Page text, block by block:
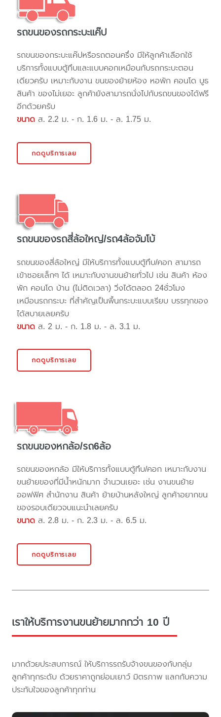
รถขนของรถกระบะแค๊ป
รถขนของกระบะแค๊ปหรือรถตอนครึ่ง มีให้ลูกค้าเลือกใช้
บริการทั้งแบบตู้ทึบและแบบคอกเหมือนกับรถกระบะตอน
เดียวครับ เหมาะกับงาน ขนของย้ายห้อง หอพัก คอนโด บูธ
สินค้า ของไม่เยอะ ลูกค้ายังสามารถนั่งไปกับรถขนของได้ฟรี
อีกด้วยครับ
ขนาด ส. 2.2 ม. - ก. 1.6 ม. - ล. 1.75 ม.
กดดูบริการเลย
รถขนของรถสี่ล้อใหญ่/รถ4ล้อจัมโบ้
รถขนของสี่ล้อใหญ่ มีให้บริการทั้งแบบตู้ทึบ/คอก สามารถ
เข้าซอยเล็กๆ ได้ เหมาะกับงานขนย้ายทั่วไป เช่น สินค้า ห้อง
พัก คอนโด บ้าน (ไม่ติดเวลา) วิ่งได้ตลอด 24ชั่วโมง
เหมือนรถกระบะ ที่สำคัญเป็นพื้นกระบะแบบเรียบ บรรทุกของ
ได้สบายเลยครับ
ขนาด ส. 2 ม. - ก. 1.8 ม. - ล. 3.1 ม.
กดดูบริการเลย
รถขนของหกล้อ/รถ6ล้อ
รถขนของหกล้อ มีให้บริการทั้งแบบตู้ทึบ/คอก เหมาะกับงาน
ขนย้ายของที่มีน้ำหนักมาก จำนวนเยอะ เช่น งานขนย้าย
ออฟฟิศ สำนักงาน สินค้า ย้ายบ้านหลังใหญ่ ลูกค้าอยากขน
ของรอบเดียวจบแนะนำเลยครับ
ขนาด ส. 2.8 ม. - ก. 2.3 ม. - ล. 6.5 ม.
กดดูบริการเลย
เราให้บริการงานขนย้ายมากกว่า 10 ปี
มากด้วยประสบการณ์ ให้บริการรถรับจ้างขนของกับกลุ่ม
ลูกค้าทุกระดับ ด้วยราคาถูกย่อมเยาว์ มิตรภาพ แลกกับความ
ประทับใจของลูกค้าทุกท่าน